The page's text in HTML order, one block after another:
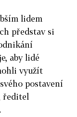
lidem
představ si
aby lidé
využít
postavení
ředitel